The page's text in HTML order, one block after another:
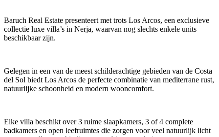
Baruch Real Estate presenteert met trots Los Arcos, een exclusieve
collectie luxe villa’s in Nerja, waarvan nog slechts enkele units
beschikbaar zijn.
Gelegen in een van de meest schilderachtige gebieden van de Costa
del Sol biedt Los Arcos de perfecte combinatie van mediterrane rust,
natuurlijke schoonheid en modern wooncomfort.
Elke villa beschikt over 3 ruime slaapkamers, 3 of 4 complete
badkamers en open leefruimtes die zorgen voor veel natuurlijk licht